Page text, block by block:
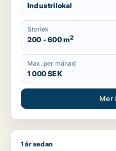
Industrilokal
Storlek
200 - 600 m2
Max. per månad
1 000 SEK
Mer
David söker lager,
1 år sedan